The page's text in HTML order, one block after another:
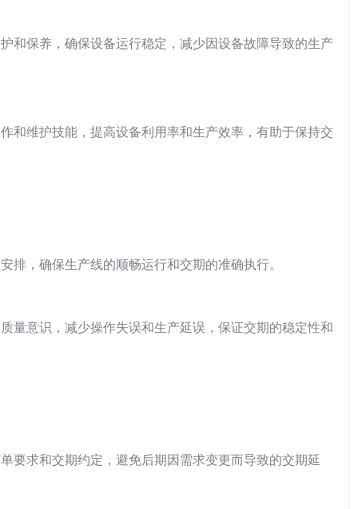
和保养，确保设备运行稳定，减少因设备故障导致的生产
和维护技能，提高设备利用率和生产效率，有助于保持交
排，确保生产线的顺畅运行和交期的准确执行。
量意识，减少操作失误和生产延误，保证交期的稳定性和
要求和交期约定，避免后期因需求变更而导致的交期延